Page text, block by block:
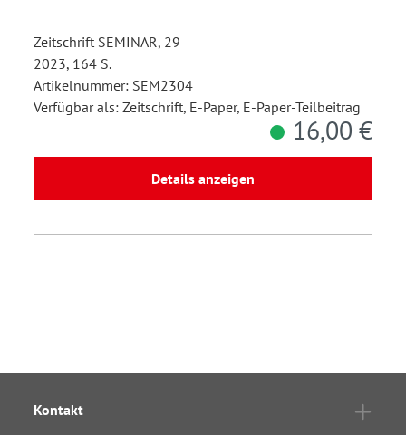
Zeitschrift SEMINAR, 29
2023, 164 S.
Artikelnummer: SEM2304
Verfügbar als: Zeitschrift, E-Paper, E-Paper-Teilbeitrag
16,00 €
Details anzeigen
Kontakt